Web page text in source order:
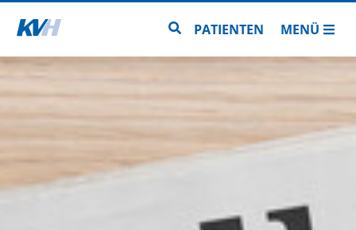
Zur Startseite Zur Seitensuche
PATIENTEN MENÜ